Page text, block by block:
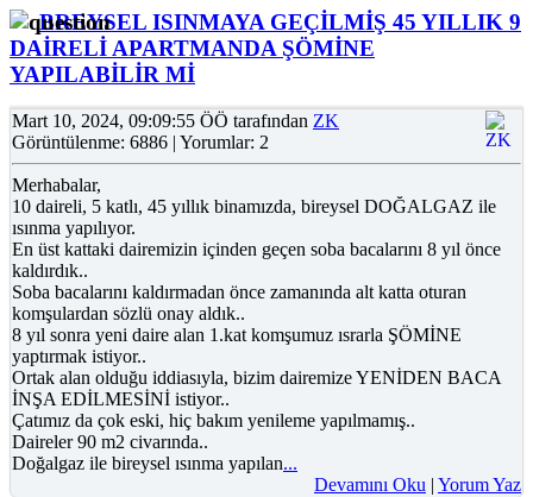
BREYSEL ISINMAYA GEÇİLMİŞ 45 YILLIK 9
DAİRELİ APARTMANDA ŞÖMİNE
YAPILABİLİR Mİ
Mart 10, 2024, 09:09:55 ÖÖ tarafından ZK
Görüntülenme: 6886 | Yorumlar: 2
Merhabalar,
10 daireli, 5 katlı, 45 yıllık binamızda, bireysel DOĞALGAZ ile
ısınma yapılıyor.
En üst kattaki dairemizin içinden geçen soba bacalarını 8 yıl önce
kaldırdık..
Soba bacalarını kaldırmadan önce zamanında alt katta oturan
komşulardan sözlü onay aldık..
8 yıl sonra yeni daire alan 1.kat komşumuz ısrarla ŞÖMİNE
yaptırmak istiyor..
Ortak alan olduğu iddiasıyla, bizim dairemize YENİDEN BACA
İNŞA EDİLMESİNİ istiyor..
Çatımız da çok eski, hiç bakım yenileme yapılmamış..
Daireler 90 m2 civarında..
Doğalgaz ile bireysel ısınma yapılan...
Devamını Oku | Yorum Yaz